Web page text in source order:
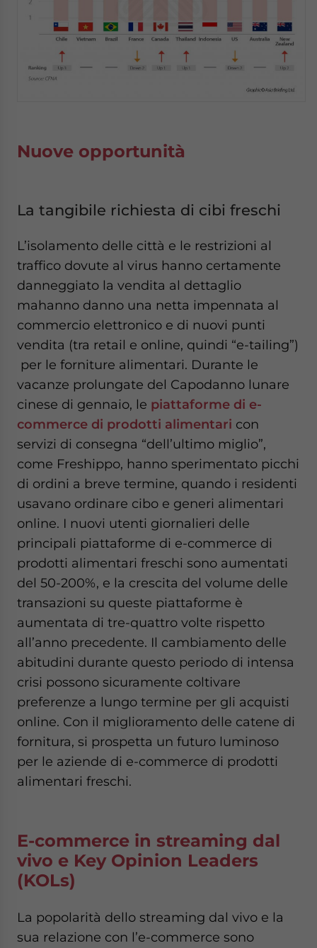
Nuove opportunità
La tangibile richiesta di cibi freschi
L’isolamento delle città e le restrizioni al
traffico dovute al virus hanno certamente
danneggiato la vendita al dettaglio
mahanno danno una netta impennata al
commercio elettronico e di nuovi punti
vendita (tra retail e online, quindi “e-tailing”)
per le forniture alimentari. Durante le
vacanze prolungate del Capodanno lunare
cinese di gennaio, le piattaforme di e-
commerce di prodotti alimentari con
servizi di consegna “dell’ultimo miglio”,
come Freshippo, hanno sperimentato picchi
di ordini a breve termine, quando i residenti
usavano ordinare cibo e generi alimentari
online. I nuovi utenti giornalieri delle
principali piattaforme di e-commerce di
prodotti alimentari freschi sono aumentati
del 50-200%, e la crescita del volume delle
transazioni su queste piattaforme è
aumentata di tre-quattro volte rispetto
all’anno precedente. Il cambiamento delle
abitudini durante questo periodo di intensa
crisi possono sicuramente coltivare
preferenze a lungo termine per gli acquisti
online. Con il miglioramento delle catene di
fornitura, si prospetta un futuro luminoso
per le aziende di e-commerce di prodotti
alimentari freschi.
E-commerce in streaming dal
vivo e Key Opinion Leaders
(KOLs)
La popolarità dello streaming dal vivo e la
sua relazione con l’e-commerce sono